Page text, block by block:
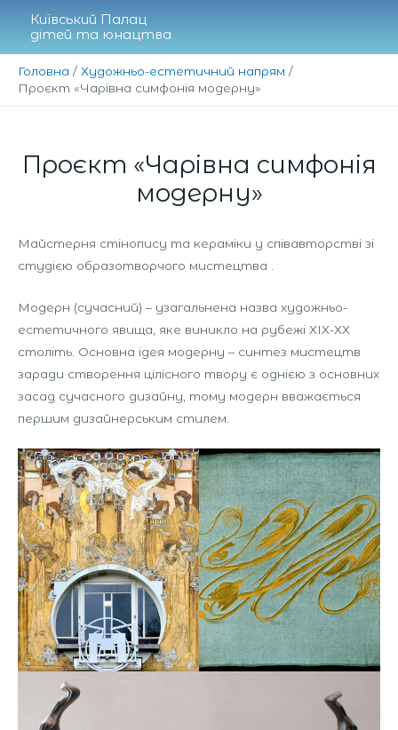
вмісту
Київський Палац
дітей та юнацтва
Головна
Художньо-естетичний напрям
Проєкт «Чарівна симфонія модерну»
Проєкт «Чарівна симфонія
модерну»
Майстерня стінопису та кераміки у співавторстві зі
студією образотворчого мистецтва .
Модерн (сучасний) – узагальнена назва художньо-
естетичного явища, яке виникло на рубежі ХІХ-ХХ
століть. Основна ідея модерну – синтез мистецтв
заради створення цілісного твору є однією з основних
засад сучасного дизайну, тому модерн вважається
першим дизайнерським стилем.